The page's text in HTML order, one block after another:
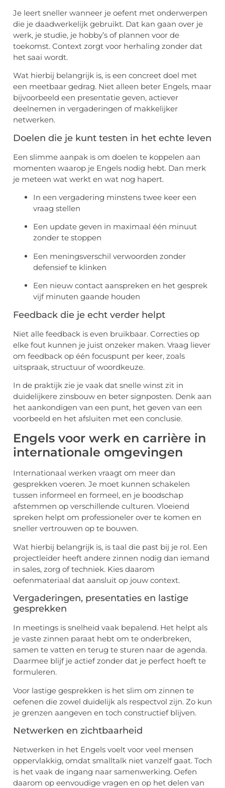
Je leert sneller wanneer je oefent met onderwerpen
die je daadwerkelijk gebruikt. Dat kan gaan over je
werk, je studie, je hobby’s of plannen voor de
toekomst. Context zorgt voor herhaling zonder dat
het saai wordt.
Wat hierbij belangrijk is, is een concreet doel met
een meetbaar gedrag. Niet alleen beter Engels, maar
bijvoorbeeld een presentatie geven, actiever
deelnemen in vergaderingen of makkelijker
netwerken.
Doelen die je kunt testen in het echte leven
Een slimme aanpak is om doelen te koppelen aan
momenten waarop je Engels nodig hebt. Dan merk
je meteen wat werkt en wat nog hapert.
In een vergadering minstens twee keer een
vraag stellen
Een update geven in maximaal één minuut
zonder te stoppen
Een meningsverschil verwoorden zonder
defensief te klinken
Een nieuw contact aanspreken en het gesprek
vijf minuten gaande houden
Feedback die je echt verder helpt
Niet alle feedback is even bruikbaar. Correcties op
elke fout kunnen je juist onzeker maken. Vraag liever
om feedback op één focuspunt per keer, zoals
uitspraak, structuur of woordkeuze.
In de praktijk zie je vaak dat snelle winst zit in
duidelijkere zinsbouw en beter signposten. Denk aan
het aankondigen van een punt, het geven van een
voorbeeld en het afsluiten met een conclusie.
Engels voor werk en carrière in
internationale omgevingen
Internationaal werken vraagt om meer dan
gesprekken voeren. Je moet kunnen schakelen
tussen informeel en formeel, en je boodschap
afstemmen op verschillende culturen. Vloeiend
spreken helpt om professioneler over te komen en
sneller vertrouwen op te bouwen.
Wat hierbij belangrijk is, is taal die past bij je rol. Een
projectleider heeft andere zinnen nodig dan iemand
in sales, zorg of techniek. Kies daarom
oefenmateriaal dat aansluit op jouw context.
Vergaderingen, presentaties en lastige
gesprekken
In meetings is snelheid vaak bepalend. Het helpt als
je vaste zinnen paraat hebt om te onderbreken,
samen te vatten en terug te sturen naar de agenda.
Daarmee blijf je actief zonder dat je perfect hoeft te
formuleren.
Voor lastige gesprekken is het slim om zinnen te
oefenen die zowel duidelijk als respectvol zijn. Zo kun
je grenzen aangeven en toch constructief blijven.
Netwerken en zichtbaarheid
Netwerken in het Engels voelt voor veel mensen
oppervlakkig, omdat smalltalk niet vanzelf gaat. Toch
is het vaak de ingang naar samenwerking. Oefen
daarom op eenvoudige vragen en op het delen van